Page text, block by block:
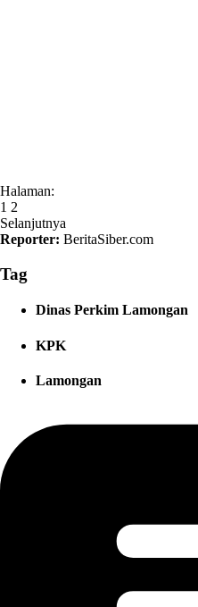
Halaman:
1 2
Selanjutnya
Reporter: BeritaSiber.com
Tag
Dinas Perkim Lamongan
KPK
Lamongan